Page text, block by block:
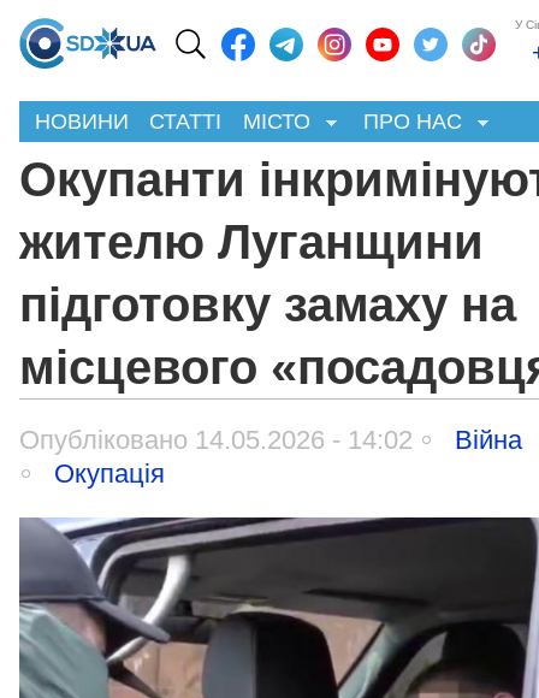
У
НОВИНИ СТАТТІ МІСТО ПРО НАС
Окупанти
жителю Луганщини
підготовку замаху на
місцевого
Опубліковано 14.05.2026 - 14:02
Війна
Окупація